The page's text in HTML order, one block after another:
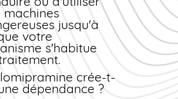
cardiaque
est
avant
du
chez les
à risque. Des
réguliers de
machines
jusqu'à
votre
s'habitue
crée-t-
dépendance ?